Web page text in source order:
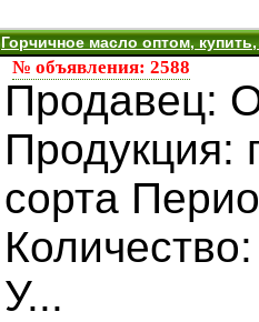
№ объявления: 2588
Горчичное масло оптом,
Продавец:
Продукция:
сорта
У...